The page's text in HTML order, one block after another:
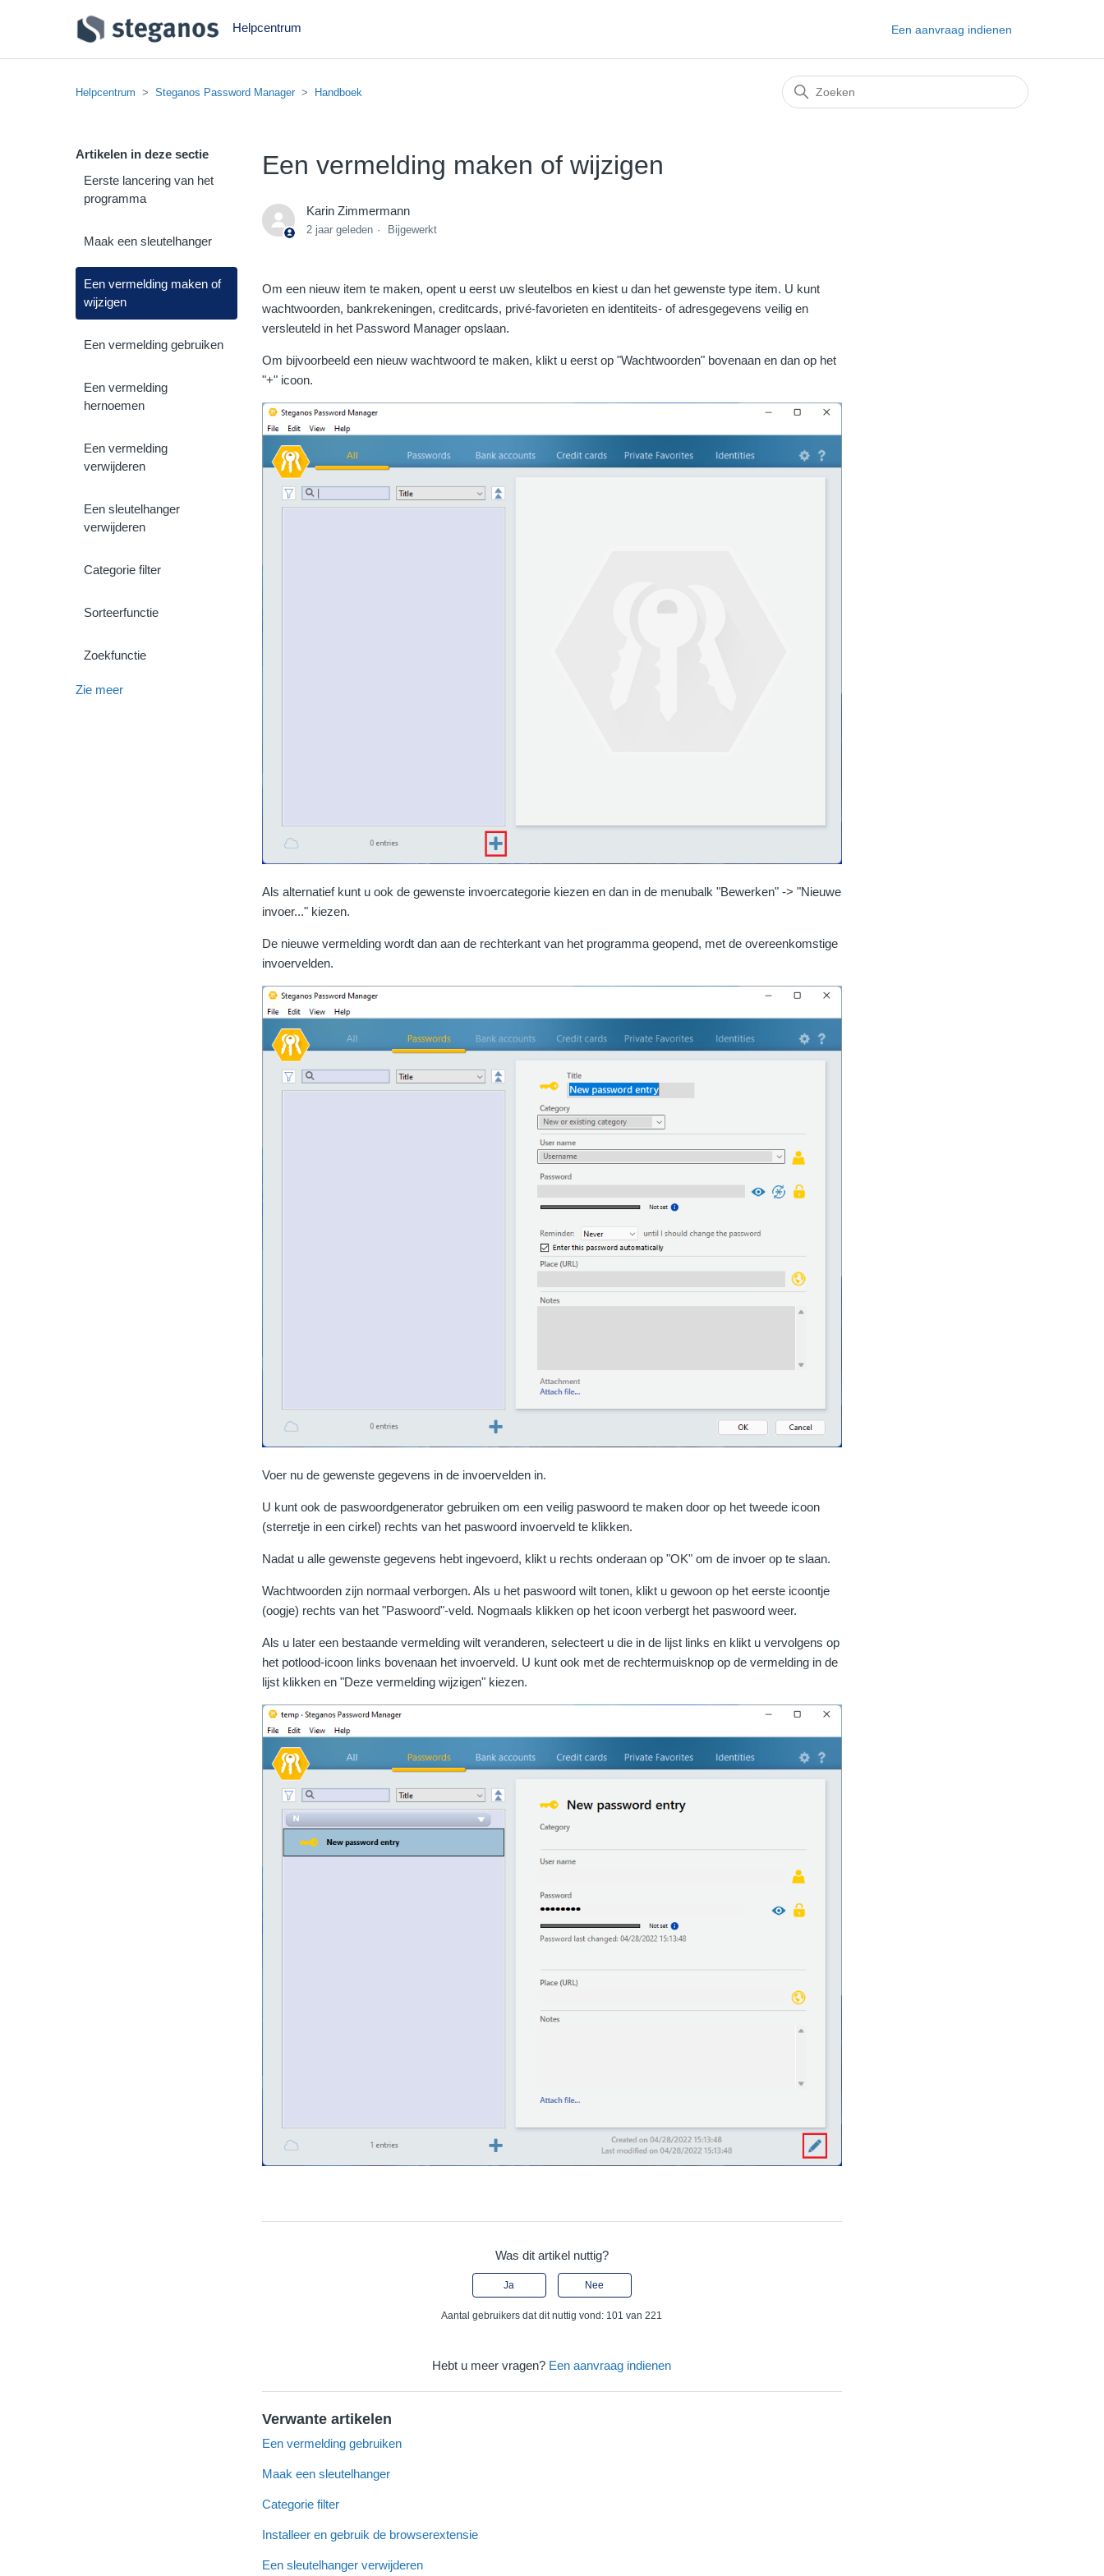
Helpcentrum Een aanvraag indienen
Helpcentrum Steganos Password Manager Handboek
Artikelen in deze sectie
Eerste lancering van het
programma
Maak een sleutelhanger
Een vermelding maken of
wijzigen
Een vermelding gebruiken
Een vermelding
hernoemen
Een vermelding
verwijderen
Een sleutelhanger
verwijderen
Categorie filter
Sorteerfunctie
Zoekfunctie
Zie meer
Een vermelding maken of wijzigen
Karin Zimmermann
2 jaar geleden Bijgewerkt
Om een nieuw item te maken, opent u eerst uw sleutelbos en kiest u dan het gewenste type item. U kunt
wachtwoorden, bankrekeningen, creditcards, privé-favorieten en identiteits- of adresgegevens veilig en
versleuteld in het Password Manager opslaan.
Om bijvoorbeeld een nieuw wachtwoord te maken, klikt u eerst op "Wachtwoorden" bovenaan en dan op het
"+" icoon.
Als alternatief kunt u ook de gewenste invoercategorie kiezen en dan in de menubalk "Bewerken" -> "Nieuwe
invoer..." kiezen.
De nieuwe vermelding wordt dan aan de rechterkant van het programma geopend, met de overeenkomstige
invoervelden.
Voer nu de gewenste gegevens in de invoervelden in.
U kunt ook de paswoordgenerator gebruiken om een veilig paswoord te maken door op het tweede icoon
(sterretje in een cirkel) rechts van het paswoord invoerveld te klikken.
Nadat u alle gewenste gegevens hebt ingevoerd, klikt u rechts onderaan op "OK" om de invoer op te slaan.
Wachtwoorden zijn normaal verborgen. Als u het paswoord wilt tonen, klikt u gewoon op het eerste icoontje
(oogje) rechts van het "Paswoord"-veld. Nogmaals klikken op het icoon verbergt het paswoord weer.
Als u later een bestaande vermelding wilt veranderen, selecteert u die in de lijst links en klikt u vervolgens op
het potlood-icoon links bovenaan het invoerveld. U kunt ook met de rechtermuisknop op de vermelding in de
lijst klikken en "Deze vermelding wijzigen" kiezen.
Was dit artikel nuttig?
Ja Nee
Aantal gebruikers dat dit nuttig vond: 101 van 221
Hebt u meer vragen? Een aanvraag indienen
Verwante artikelen
Een vermelding gebruiken
Maak een sleutelhanger
Categorie filter
Installeer en gebruik de browserextensie
Een sleutelhanger verwijderen